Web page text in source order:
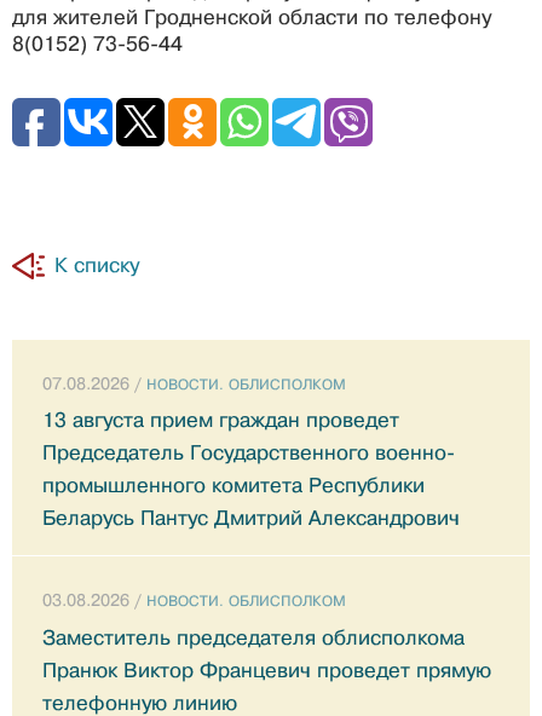
для жителей Гродненской области по телефону
8(0152) 73-56-44
К списку
07.08.2026 / НОВОСТИ. ОБЛИСПОЛКОМ
13 августа прием граждан проведет
Председатель Государственного военно-
промышленного комитета Республики
Беларусь Пантус Дмитрий Александрович
03.08.2026 / НОВОСТИ. ОБЛИСПОЛКОМ
Заместитель председателя облисполкома
Пранюк Виктор Францевич проведет прямую
телефонную линию